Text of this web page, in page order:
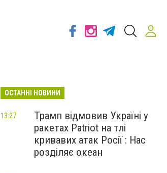
ОСТАННІ НОВИНИ
Трамп відмовив Україні у
ракетах Patriot на тлі
кривавих атак Росії : Нас
розділяє океан
13:27